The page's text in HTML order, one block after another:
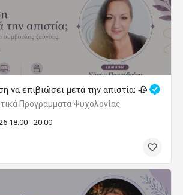
Πρόγραμμα Εκπαίδευσης
διεθνείς επαγγελματικές
(Δυνατότητα και εξ αποστάσεως
Έναρξη: 31 Οκτώβριου 2026)